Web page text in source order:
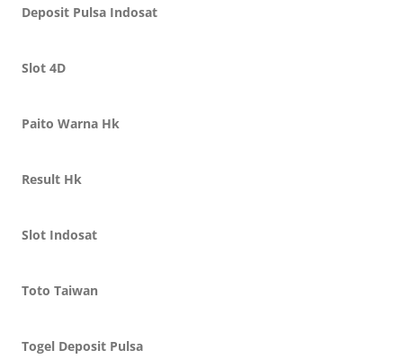
Deposit Pulsa Indosat
Slot 4D
Paito Warna Hk
Result Hk
Slot Indosat
Toto Taiwan
Togel Deposit Pulsa